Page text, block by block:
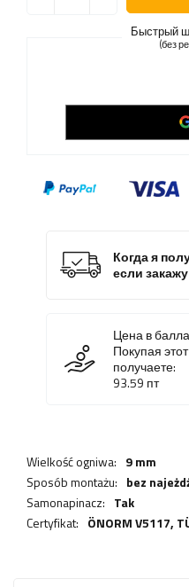
Быстрый
(без
Когда я
если
Цена в
Покупая
получаете:
93.59 пт
Wielkość ogniwa: 9 mm
Sposób montażu: bez
Samonapinacz: Tak
Certyfikat: ÖNORM V5117,